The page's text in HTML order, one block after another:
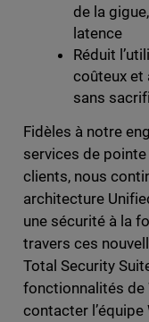
de la
latence
Réduit
coûteux et
sans
Fidèles à notre
services de
clients, nous
architecture
une sécurité à la
travers ces
Total Security
fonctionnalités de
contacter